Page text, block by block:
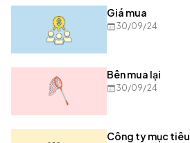
Giá mua
30/09/24
Bên mua lại
30/09/24
Công ty mục tiêu